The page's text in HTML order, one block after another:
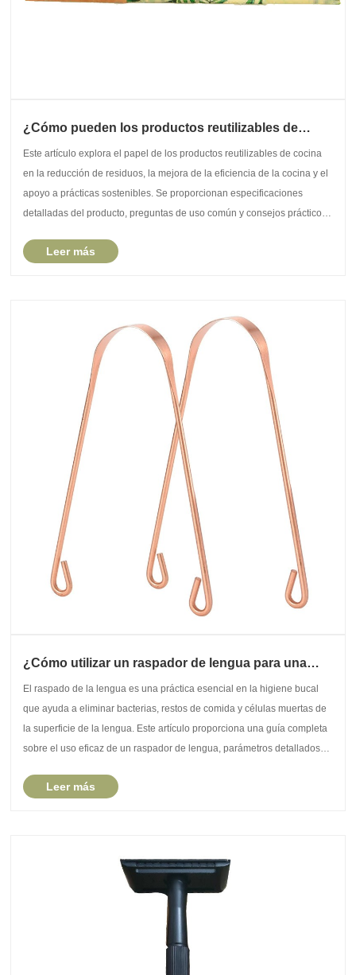
¿Cómo pueden los productos reutilizables de
diaria?
Este artículo explora el papel de los productos reutilizables de cocina
en la reducción de residuos, la mejora de la eficiencia de la cocina y el
apoyo a prácticas sostenibles. Se proporcionan especificaciones
detalladas del producto, preguntas de uso común y consejos prácticos
Leer más
¿Cómo utilizar un raspador de lengua para una
El raspado de la lengua es una práctica esencial en la higiene bucal
que ayuda a eliminar bacterias, restos de comida y células muertas de
la superficie de la lengua. Este artículo proporciona una guía completa
sobre el uso eficaz de un raspador de lengua, parámetros detallados
Leer más